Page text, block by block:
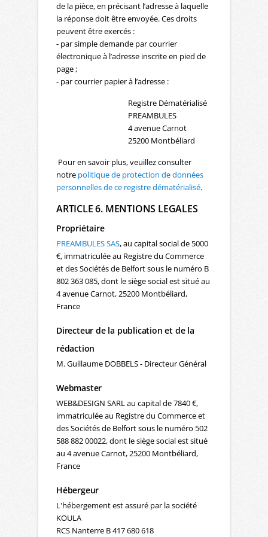
de la pièce, en précisant l’adresse à laquelle
la réponse doit être envoyée. Ces droits
peuvent être exercés :
- par simple demande par courrier
électronique à l’adresse inscrite en pied de
page ;
- par courrier papier à l’adresse :
Registre Dématérialisé
PREAMBULES
4 avenue Carnot
25200 Montbéliard
Pour en savoir plus, veuillez consulter
notre politique de protection de données
personnelles de ce registre dématérialisé.
ARTICLE 6. MENTIONS LEGALES
Propriétaire
PREAMBULES SAS, au capital social de 5000
€, immatriculée au Registre du Commerce
et des Sociétés de Belfort sous le numéro B
802 363 085, dont le siège social est situé au
4 avenue Carnot, 25200 Montbéliard,
France
Directeur de la publication et de la
rédaction
M. Guillaume DOBBELS - Directeur Général
Webmaster
WEB&DESIGN SARL au capital de 7840 €,
immatriculée au Registre du Commerce et
des Sociétés de Belfort sous le numéro 502
588 882 00022, dont le siège social est situé
au 4 avenue Carnot, 25200 Montbéliard,
France
Hébergeur
L'hébergement est assuré par la société
KOULA
RCS Nanterre B 417 680 618